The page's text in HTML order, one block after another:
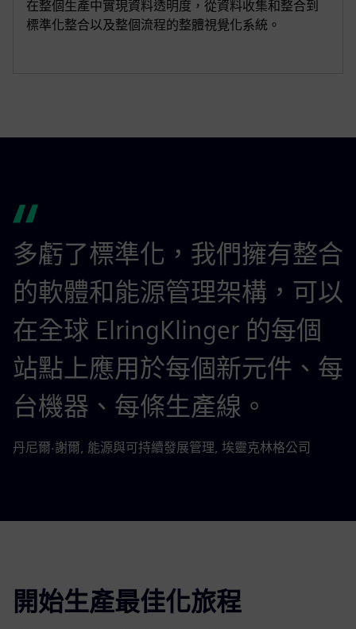
在整個生產中實現資料透明度，從資料收集和整合到
標準化整合以及整個流程的整體視覺化系統。
多虧了標準化，我們擁有整合
的軟體和能源管理架構，可以
在全球 ElringKlinger 的每個
站點上應用於每個新元件、每
台機器、每條生產線。
丹尼爾·謝爾, 能源與可持續發展管理, 埃靈克林格公司
開始生產最佳化旅程